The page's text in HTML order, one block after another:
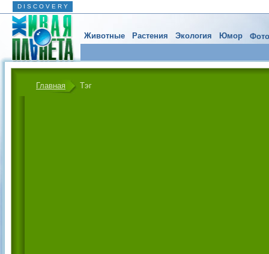
D I S C O V E R Y
Животные Растения Экология Юмор
Главная Тэг